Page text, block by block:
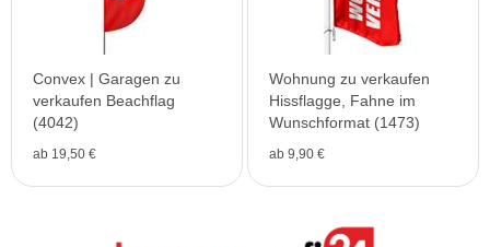
Convex | Garagen zu
verkaufen Beachflag
(4042)
ab 19,50 €
Wohnung zu verkaufen
Hissflagge, Fahne im
Wunschformat (1473)
ab 9,90 €